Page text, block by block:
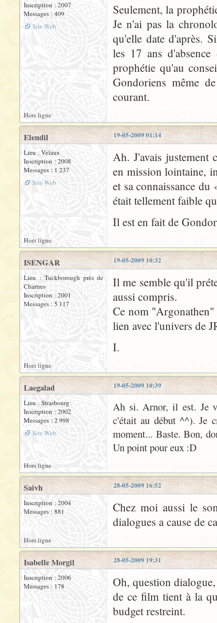
Inscription : 2007
Messages : 409
Site Web
Seulement, la
Je n'ai pas la
qu'elle date d'après.
les 17 ans
prophétie qu'au
Gondoriens même
courant.
Hors ligne
19-05-2009 01:14
Elendil
Lieu : Velaux
Inscription : 2008
Messages : 1 237
Site Web
Ah. J'avais justement
en mission lointaine,
et sa connaissance
était tellement faible
Il est en fait de
Hors ligne
19-05-2009 10:32
ISENGAR
Lieu : Tuckborough près de
Chartres
Inscription : 2001
Messages : 5 117
Il me semble qu'il
aussi compris.
Ce nom
lien avec l'univers de
I.
Hors ligne
19-05-2009 10:39
Laegalad
Lieu : Strasbourg
Inscription : 2002
Messages : 2 998
Site Web
Ah si. Arnor, il est. Je
c'était au début ^^). Je
moment... Baste. Bon,
Un point pour eux :D
Hors ligne
28-05-2009 16:52
Saivh
Inscription : 2004
Messages : 881
Chez moi aussi le
dialogues a cause de
Hors ligne
28-05-2009 19:31
Isabelle Morgil
Inscription : 2006
Messages : 178
Oh, question
de ce film tient à la
budget restreint.